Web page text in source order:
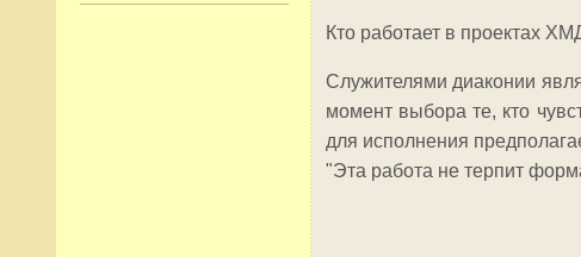
Кто работает в проектах
Служителями диаконии
момент выбора те, кто
для исполнения
"Эта работа не терпит